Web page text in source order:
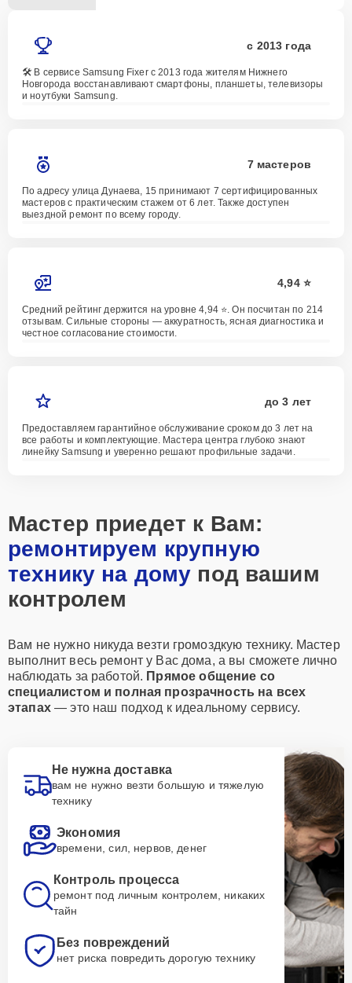
с 2013 года
🛠️ В сервисе Samsung Fixer с 2013 года жителям Нижнего
Новгорода восстанавливают смартфоны, планшеты, телевизоры
и ноутбуки Samsung.
7 мастеров
По адресу улица Дунаева, 15 принимают 7 сертифицированных
мастеров с практическим стажем от 6 лет. Также доступен
выездной ремонт по всему городу.
4,94 ⭐️
Средний рейтинг держится на уровне 4,94 ⭐️. Он посчитан по 214
отзывам. Сильные стороны — аккуратность, ясная диагностика и
честное согласование стоимости.
до 3 лет
Предоставляем гарантийное обслуживание сроком до 3 лет на
все работы и комплектующие. Мастера центра глубоко знают
линейку Samsung и уверенно решают профильные задачи.
Мастер приедет к Вам:
ремонтируем крупную
технику на дому под вашим
контролем
Вам не нужно никуда везти громоздкую технику. Мастер
выполнит весь ремонт у Вас дома, а вы сможете лично
наблюдать за работой. Прямое общение со
специалистом и полная прозрачность на всех
этапах— это наш подход к идеальному сервису.
Не нужна доставка
вам не нужно везти большую и тяжелую
технику
Экономия
времени, сил, нервов, денег
Контроль процесса
ремонт под личным контролем, никаких
тайн
Без повреждений
нет риска повредить дорогую технику